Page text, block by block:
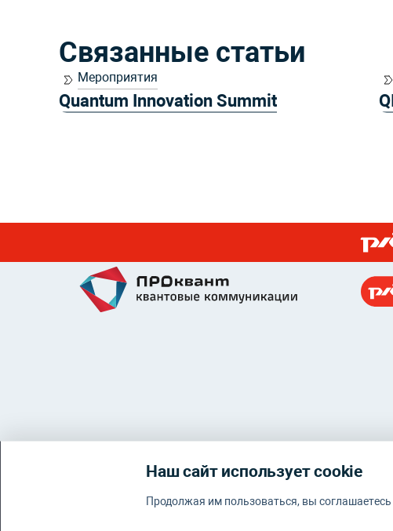
Связанные статьи
Мероприятия
Quantum Innovation Summit
info@proquant.ruНаш сайт использует cookie
Продолжая им пользоваться, вы